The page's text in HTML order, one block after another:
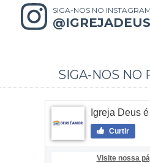
SIGA-NOS NO INSTAGRAM
SIGA-NOS NO
Igreja Deus
Curtir
Visite nossa